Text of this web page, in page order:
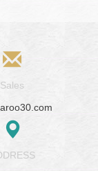
Sales